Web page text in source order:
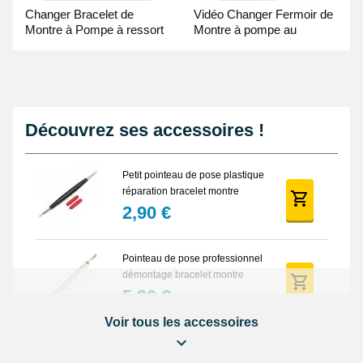
Changer Bracelet de
Montre à Pompe à ressort
Vidéo Changer Fermoir de
Montre à pompe au
Découvrez ses accessoires !
Petit pointeau de pose plastique
réparation bracelet montre
2,90 €
Pointeau de pose professionnel
démontage bracelet montre
5,90 €
Lot Outils Montre 12 pièces +
Voir tous les accessoires